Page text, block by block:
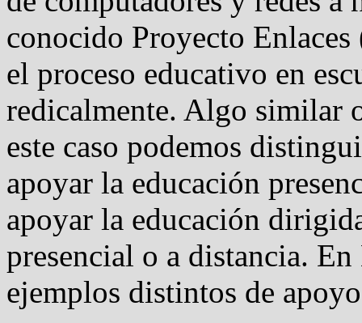
conocido Proyecto
el proceso educativo en
redicalmente. Algo similar
este caso podemos
apoyar la educación
apoyar la educación
presencial o a distancia.
ejemplos distintos de